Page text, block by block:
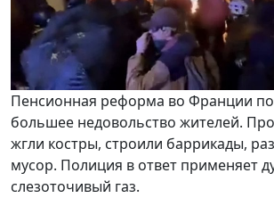
Пенсионная реформа во Франции
большее недовольство жителей.
жгли костры, строили баррикады,
мусор. Полиция в ответ применяет
слезоточивый газ.